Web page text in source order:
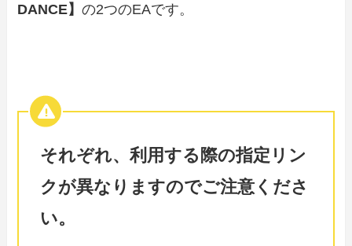
DANCE】の2つのEAです。
それぞれ、利用する際の指定リン
クが異なりますのでご注意くださ
い。